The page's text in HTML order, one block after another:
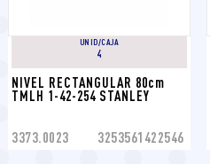
UNID/CAJA
4
NIVEL RECTANGULAR 80cm
TMLH 1-42-254 STANLEY
3373.0023 3253561422546